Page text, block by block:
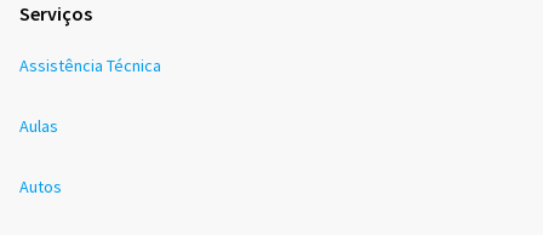
Serviços
Assistência Técnica
Aulas
Autos